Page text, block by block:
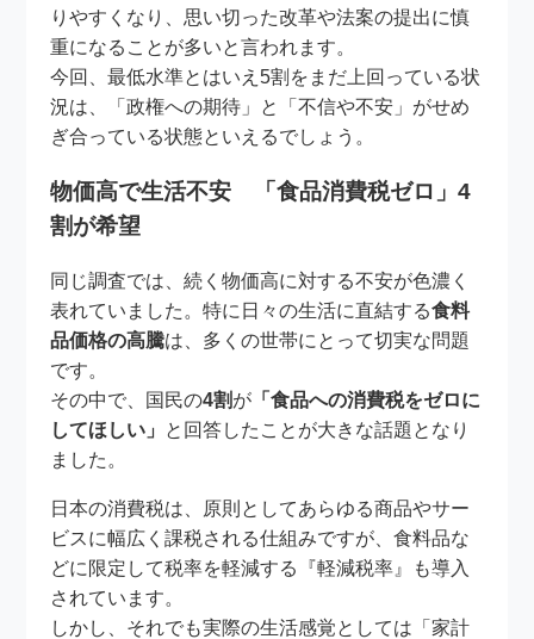
りやすくなり、思い切った改革や法案の提出に慎
重になることが多いと言われます。
今回、最低水準とはいえ5割をまだ上回っている状
況は、「政権への期待」と「不信や不安」がせめ
ぎ合っている状態といえるでしょう。
物価高で生活不安 「食品消費税ゼロ」4
割が希望
同じ調査では、続く物価高に対する不安が色濃く
表れていました。特に日々の生活に直結する食料
品価格の高騰は、多くの世帯にとって切実な問題
です。
その中で、国民の4割が 「食品への消費税をゼロに
してほしい」 と回答したことが大きな話題となり
ました。
日本の消費税は、原則としてあらゆる商品やサー
ビスに幅広く課税される仕組みですが、食料品な
どに限定して税率を軽減する『軽減税率』も導入
されています。
しかし、それでも実際の生活感覚としては「家計